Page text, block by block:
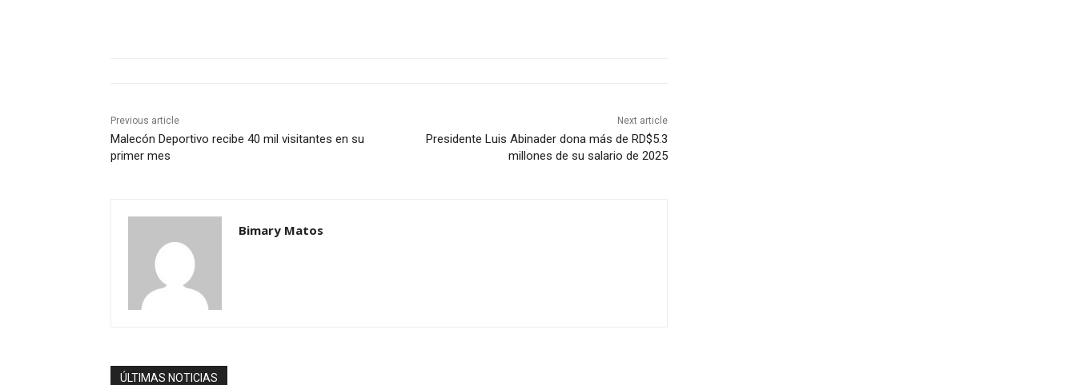
Previous article
Malecón Deportivo recibe 40 mil visitantes en su
primer mes
Next article
Presidente Luis Abinader dona más de RD$5.3
millones de su salario de 2025
Bimary Matos
ÚLTIMAS NOTICIAS